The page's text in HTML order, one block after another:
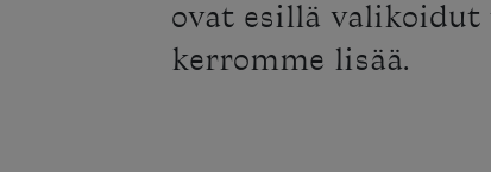
ovat esillä
kerromme lisää.